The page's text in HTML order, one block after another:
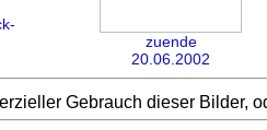
zuende
20.06.2002
Gebrauch dieser Bilder,